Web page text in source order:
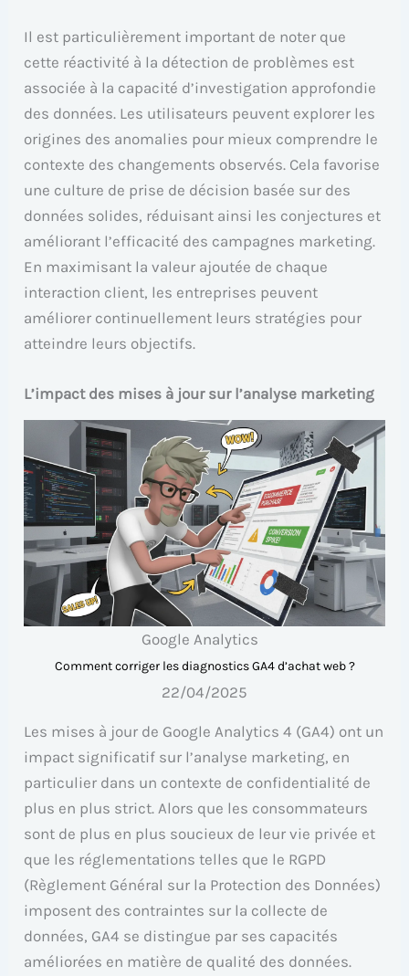
Il est particulièrement important de noter que
cette réactivité à la détection de problèmes est
associée à la capacité d’investigation approfondie
des données. Les utilisateurs peuvent explorer les
origines des anomalies pour mieux comprendre le
contexte des changements observés. Cela favorise
une culture de prise de décision basée sur des
données solides, réduisant ainsi les conjectures et
améliorant l’efficacité des campagnes marketing.
En maximisant la valeur ajoutée de chaque
interaction client, les entreprises peuvent
améliorer continuellement leurs stratégies pour
atteindre leurs objectifs.
L’impact des mises à jour sur l’analyse marketing
Google Analytics
Comment corriger les diagnostics GA4 d’achat web ?
22/04/2025
Les mises à jour de Google Analytics 4 (GA4) ont un
impact significatif sur l’analyse marketing, en
particulier dans un contexte de confidentialité de
plus en plus strict. Alors que les consommateurs
sont de plus en plus soucieux de leur vie privée et
que les réglementations telles que le RGPD
(Règlement Général sur la Protection des Données)
imposent des contraintes sur la collecte de
données, GA4 se distingue par ses capacités
améliorées en matière de qualité des données.